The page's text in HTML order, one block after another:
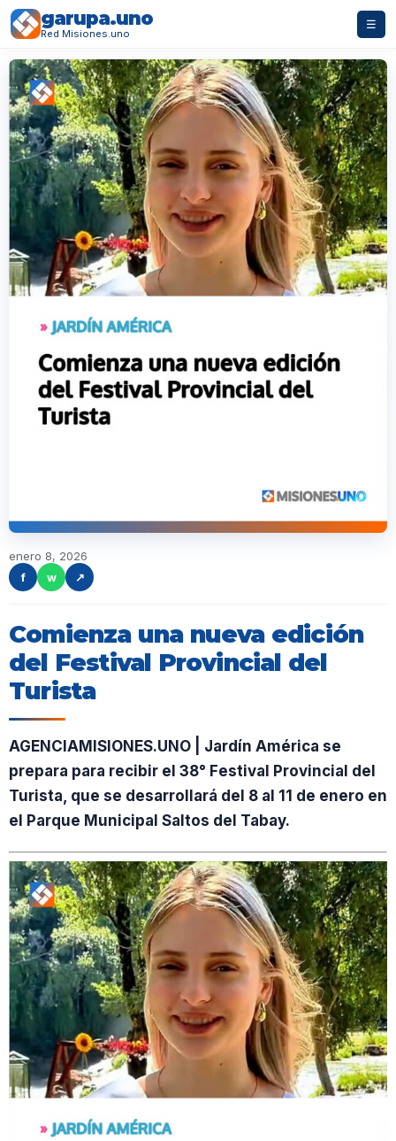
garupa.uno
Red Misiones.uno
☰
enero 8, 2026
f
w ↗
Comienza una nueva edición
del Festival Provincial del
Turista
AGENCIAMISIONES.UNO | Jardín América se
prepara para recibir el 38° Festival Provincial del
Turista, que se desarrollará del 8 al 11 de enero en
el Parque Municipal Saltos del Tabay.